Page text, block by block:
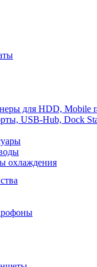
для HDD, Mobile
USB-Hub, Dock
охлаждения